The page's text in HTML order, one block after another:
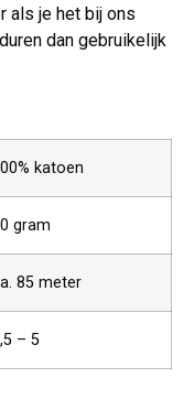
als je het bij ons
dan gebruikelijk
katoen
gram
85 meter
– 5